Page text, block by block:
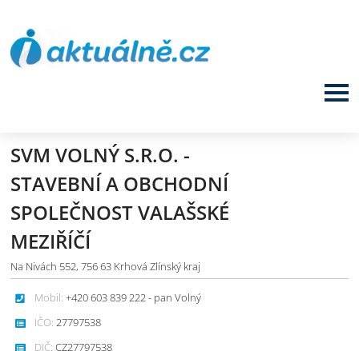
SVM VOLNÝ S.R.O. -
STAVEBNÍ A OBCHODNÍ
SPOLEČNOST VALAŠSKÉ
MEZIŘÍČÍ
Na Nivách 552, 756 63 Krhová Zlínský kraj
Mobil: +420 603 839 222 - pan Volný
IČO: 27797538
DIČ: CZ27797538